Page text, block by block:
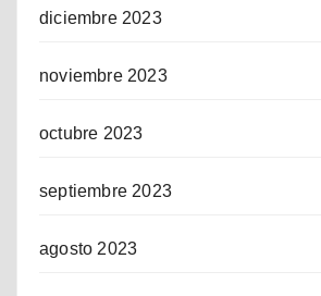
diciembre 2023
noviembre 2023
octubre 2023
septiembre 2023
agosto 2023